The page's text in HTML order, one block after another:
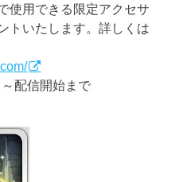
使用できる限定アクセサ
トいたします。詳しくは
配信開始まで